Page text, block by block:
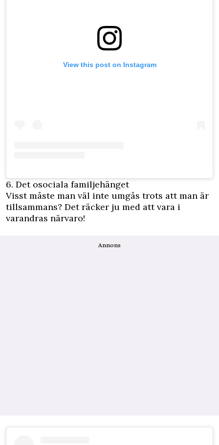
View this post on Instagram
6. Det osociala familjehänget
Visst måste man väl inte umgås trots att man är
tillsammans? Det räcker ju med att vara i
varandras närvaro!
Annons